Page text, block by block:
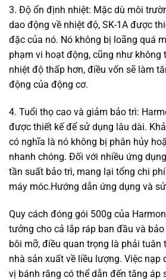
3. Độ ổn định nhiệt: Mặc dù môi
dao động về nhiệt độ, SK-1A được
đặc của nó. Nó không bị loãng quá
phạm vi hoạt động, cũng như không
nhiệt độ thấp hơn, điều vốn sẽ làm
động của động cơ.
4. Tuổi thọ cao và giảm bảo trì:
được thiết kế để sử dụng lâu dài.
có nghĩa là nó không bị phân hủy
nhanh chóng. Đối với nhiều ứng
tần suất bảo trì, mang lại tổng chi
máy móc.Hướng dẫn ứng dụng và
Quy cách đóng gói 500g của
tưởng cho cả lắp ráp ban đầu và
bôi mỡ, điều quan trọng là phải tuân
nhà sản xuất về liều lượng. Việc nạp
vị bánh răng có thể dẫn đến tăng áp